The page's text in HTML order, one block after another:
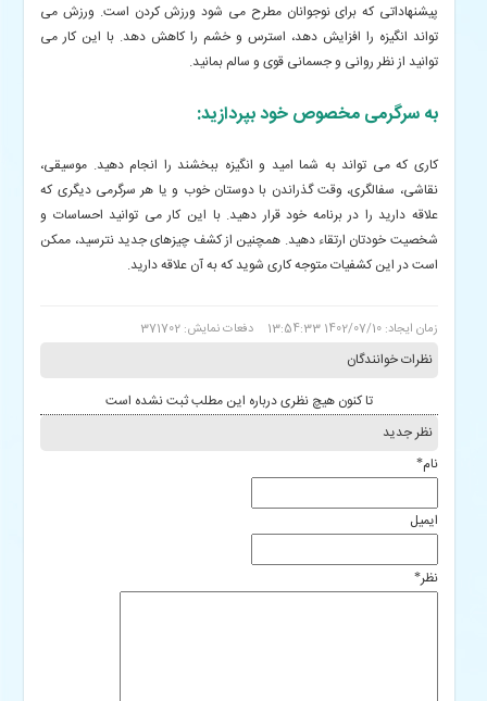
پیشنهاداتی که برای نوجوانان مطرح می شود ورزش کردن است. ورزش می
تواند انگیزه را افزایش دهد، استرس و خشم را کاهش دهد. با این کار می
توانید از نظر روانی و جسمانی قوی و سالم بمانید.
به سرگرمی مخصوص خود بپردازید:
کاری که می تواند به شما امید و انگیزه ببخشند را انجام دهید. موسیقی،
نقاشی، سفالگری، وقت گذراندن با دوستان خوب و یا هر سرگرمی دیگری که
علاقه دارید را در برنامه خود قرار دهید. با این کار می توانید احساسات و
شخصیت خودتان ارتقاء دهید. همچنین از کشف چیزهای جدید نترسید، ممکن
است در این کشفیات متوجه کاری شوید که به آن علاقه دارید.
زمان ایجاد: 1402/07/10 13:54:33 دفعات نمایش: 371702
نظرات خوانندگان
تا کنون هیچ نظری درباره این مطلب ثبت نشده است
نظر جدید
نام*
ایمیل
نظر*